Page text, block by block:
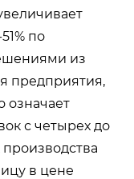
по
из
предприятия,
означает
с четырех до
в цене